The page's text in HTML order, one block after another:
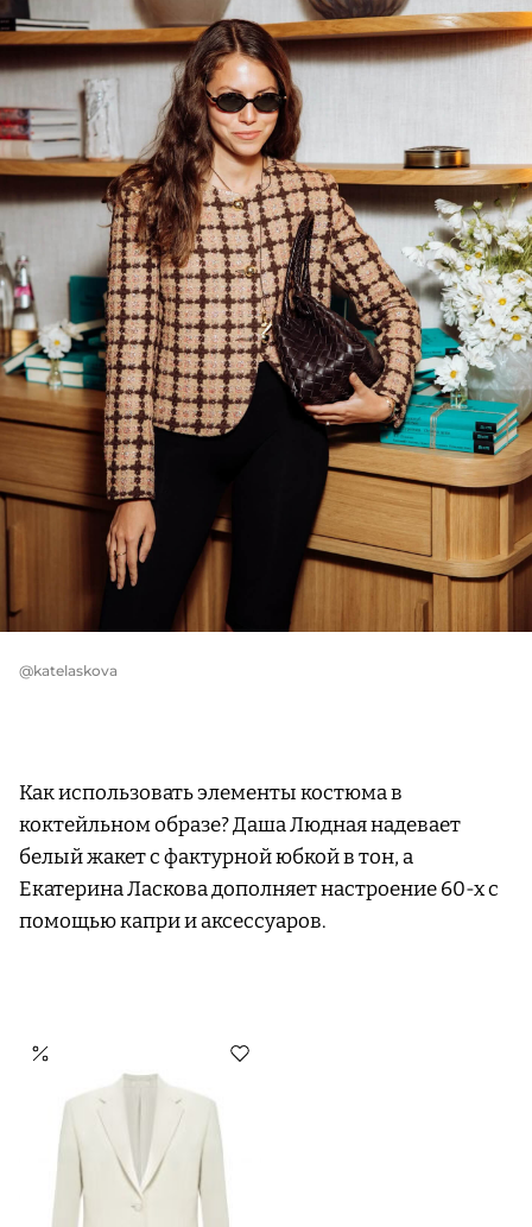
@katelaskova
Как использовать элементы костюма в
коктейльном образе? Даша Людная надевает
белый жакет с фактурной юбкой в тон, а
Екатерина Ласкова дополняет настроение 60-х с
помощью капри и аксессуаров.